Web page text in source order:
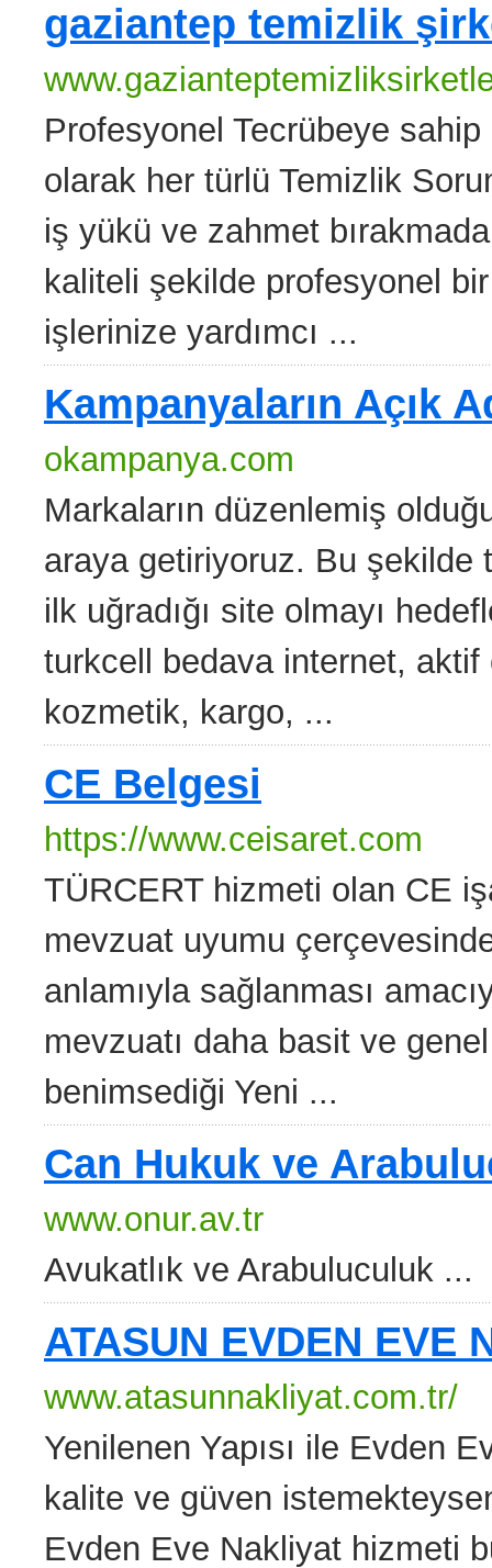
gaziantep temizlik
Profesyonel Tecrübeye
olarak her türlü Temizlik
iş yükü ve zahmet
kaliteli şekilde profesyonel
işlerinize yardımcı ...
Kampanyaların Açık
okampanya.com
Markaların düzenlemiş
araya getiriyoruz. Bu şekilde
ilk uğradığı site olmayı
turkcell bedava internet,
kozmetik, kargo, ...
CE Belgesi
https://www.ceisaret.com
TÜRCERT hizmeti olan CE
mevzuat uyumu
anlamıyla sağlanması
mevzuatı daha basit ve
benimsediği Yeni ...
Can Hukuk ve
www.onur.av.tr
Avukatlık ve Arabuluculuk ...
ATASUN EVDEN EVE
www.atasunnakliyat.com.tr/
Yenilenen Yapısı ile Evden
kalite ve güven
Evden Eve Nakliyat hizmeti